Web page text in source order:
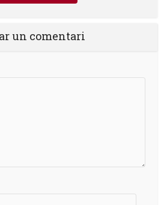
un comentari